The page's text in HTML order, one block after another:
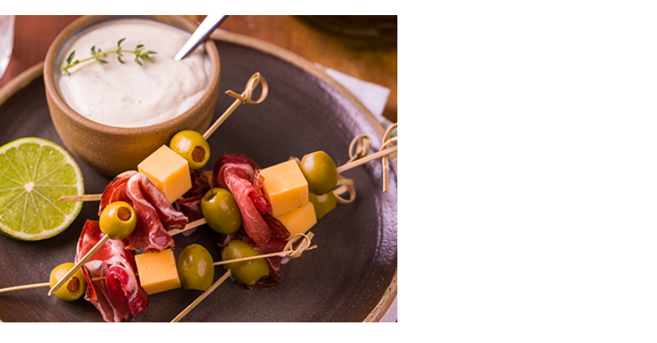
Cookies
Necessários
Estes cookies
não são
opcionais. Eles
são necessários
para o
funcionamento
do site.
Eu aceito os
Cookies de
Funcionalidade